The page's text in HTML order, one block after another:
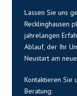
Lassen Sie uns
Recklinghausen
jahrelangen
Ablauf, der Ihr
Neustart am
Kontaktieren Sie
Beratung: